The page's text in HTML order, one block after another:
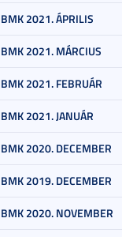
2021. ÁPRILIS
2021. MÁRCIUS
2021. FEBRUÁR
2021. JANUÁR
2020. DECEMBER
2019. DECEMBER
2020. NOVEMBER